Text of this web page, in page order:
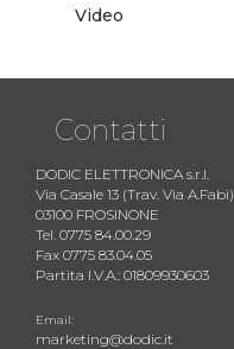
Video
Contatti
DODIC ELETTRONICA s.r.l.
Via Casale 13 (Trav. Via A.Fabi)
03100 FROSINONE
Tel. 0775 84.00.29
Fax 0775 83.04.05
Partita I.V.A.: 01809930603
Email:
marketing@dodic.it